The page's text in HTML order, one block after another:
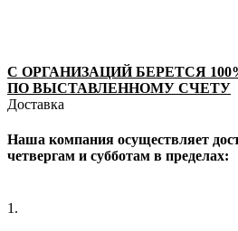
С ОРГАНИЗАЦИЙ БЕРЕТСЯ
ПО ВЫСТАВЛЕННОМУ СЧЕТУ
Доставка
Наша компания осуществляет
четвергам и субботам в пределах:
1.